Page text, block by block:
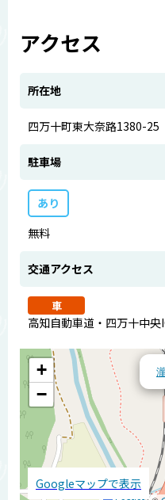
アクセス
所在地
四万十町東大奈路1380-25
駐車場
あり
無料
交通アクセス
車
高知自動車道・四万十中
+
−
Googleマップで表示